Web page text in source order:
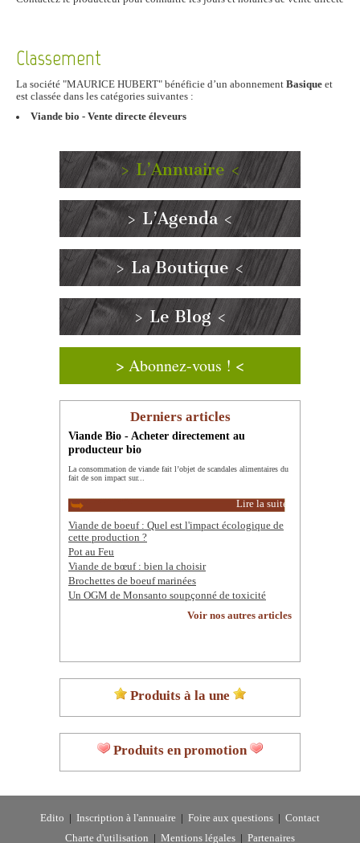
Classement
La société "MAURICE HUBERT" bénéficie d’un abonnement Basique et
est classée dans les catégories suivantes :
Viande bio - Vente directe éleveurs
> L’Annuaire <
> L’Agenda <
> La Boutique <
> Le Blog <
> Abonnez-vous ! <
Derniers articles
Viande Bio - Acheter directement au
producteur bio
La consommation de viande fait l’objet de scandales alimentaires du
fait de son impact sur...
Lire la suite
Viande de boeuf : Quel est l'impact écologique de
cette production ?
Pot au Feu
Viande de bœuf : bien la choisir
Brochettes de boeuf marinées
Un OGM de Monsanto soupçonné de toxicité
Voir nos autres articles
Produits à la une
Produits en promotion
Edito Inscription à l'annuaire Foire aux questions
Contact
Charte d'utilisation
Mentions légales Partenaires